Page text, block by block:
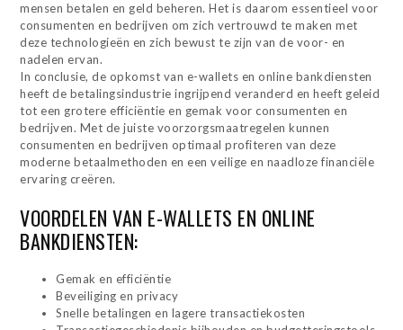
mensen betalen en geld beheren. Het is daarom essentieel voor
consumenten en bedrijven om zich vertrouwd te maken met
deze technologieën en zich bewust te zijn van de voor- en
nadelen ervan.
In conclusie, de opkomst van e-wallets en online bankdiensten
heeft de betalingsindustrie ingrijpend veranderd en heeft geleid
tot een grotere efficiëntie en gemak voor consumenten en
bedrijven. Met de juiste voorzorgsmaatregelen kunnen
consumenten en bedrijven optimaal profiteren van deze
moderne betaalmethoden en een veilige en naadloze financiële
ervaring creëren.
VOORDELEN VAN E-WALLETS EN ONLINE
BANKDIENSTEN:
Gemak en efficiëntie
Beveiliging en privacy
Snelle betalingen en lagere transactiekosten